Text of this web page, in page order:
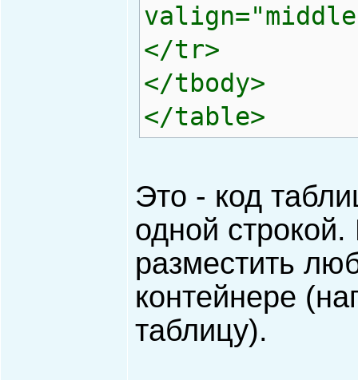
</tr>
</tbody>
</table>
Это - код
одной
разместить
контейнере
таблицу).